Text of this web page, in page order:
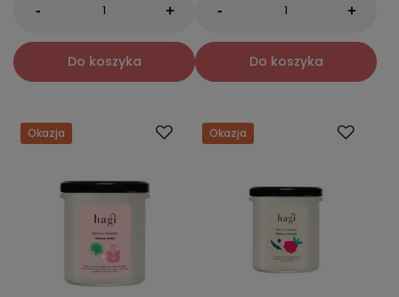
- +
Do koszyka
- +
Do koszyka
Okazja Okazja